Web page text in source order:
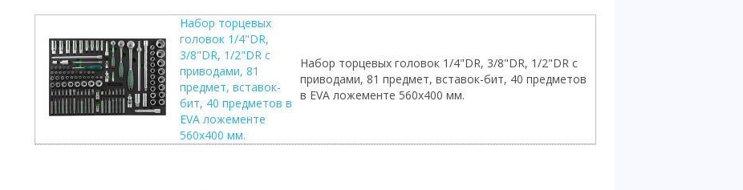
Набор торцевых
головок 1/4"DR,
3/8"DR, 1/2"DR с
приводами, 81
предмет, вставок-
бит, 40 предметов в
EVA ложементе
560х400 мм.
Набор торцевых головок 1/4"DR, 3/8"DR, 1/2"DR с
приводами, 81 предмет, вставок-бит, 40 предметов
в EVA ложементе 560х400 мм.